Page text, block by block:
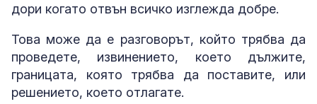
дори когато отвън всичко изглежда добре.
Това може да е разговорът, който трябва да
проведете, извинението, което дължите,
границата, която трябва да поставите, или
решението, което отлагате.